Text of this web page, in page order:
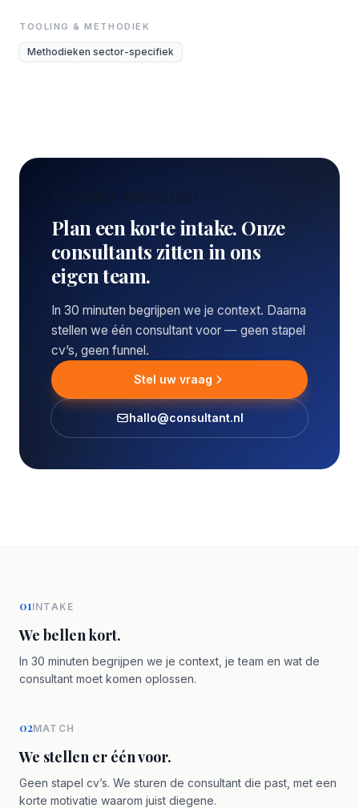
TOOLING & METHODIEK
Methodieken sector-specifiek
CONCREET VRAAGSTUK?
Plan een korte intake. Onze
consultants zitten in ons
eigen team.
In 30 minuten begrijpen we je context. Daarna
stellen we één consultant voor — geen stapel
cv’s, geen funnel.
Stel uw vraag
hallo@consultant.nl
01INTAKE
We bellen kort.
In 30 minuten begrijpen we je context, je team en wat de
consultant moet komen oplossen.
02MATCH
We stellen er één voor.
Geen stapel cv’s. We sturen de consultant die past, met een
korte motivatie waarom juist diegene.